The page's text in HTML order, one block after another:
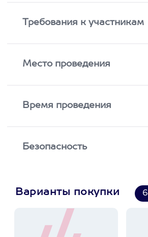
Требования к участникам
Место проведения
Время проведения
Безопасность
Варианты покупки 6